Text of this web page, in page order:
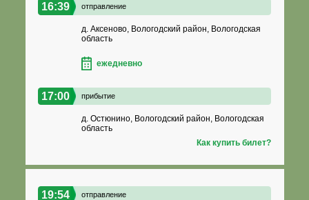
16:39 отправление
д. Аксеново, Вологодский район, Вологодская
область
ежедневно
17:00 прибытие
д. Остюнино, Вологодский район, Вологодская
область
Как купить билет?
19:54 отправление